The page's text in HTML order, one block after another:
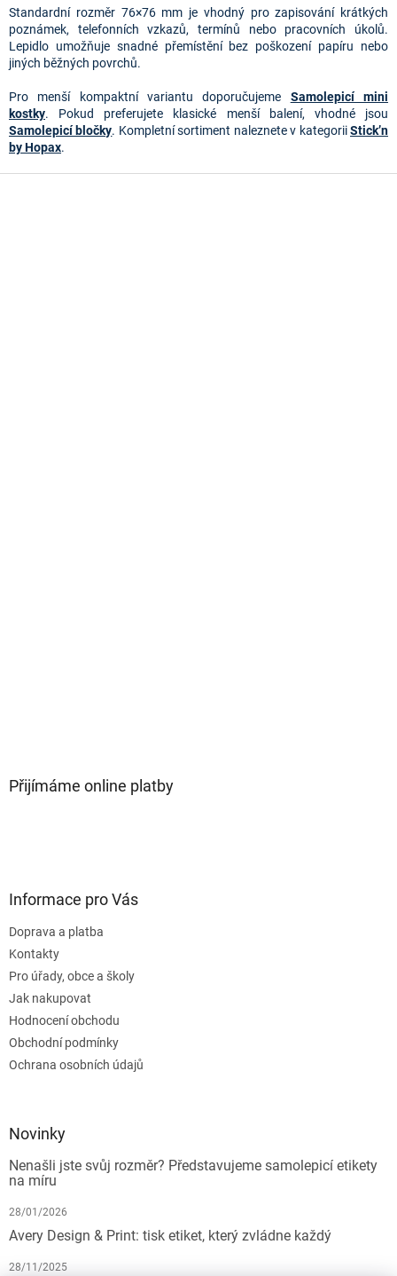
í
p
r
y
v
ý
s
Standardní rozměr 76×76 mm je vhodný pro zapisování krátkých
poznámek, telefonních vzkazů, termínů nebo pracovních úkolů.
Lepidlo umožňuje snadné přemístění bez poškození papíru nebo
jiných běžných povrchů.
Pro menší kompaktní variantu doporučujeme Samolepicí mini
kostky. Pokud preferujete klasické menší balení, vhodné jsou
Samolepicí bločky. Kompletní sortiment naleznete v kategoriiStick’n
by Hopax.
Přijímáme online platby
Informace pro Vás
Doprava a platba
Kontakty
Pro úřady, obce a školy
Jak nakupovat
Hodnocení obchodu
Obchodní podmínky
Ochrana osobních údajů
Novinky
Nenašli jste svůj rozměr? Představujeme samolepicí etikety
na míru
28/01/2026
Avery Design & Print: tisk etiket, který zvládne každý
28/11/2025